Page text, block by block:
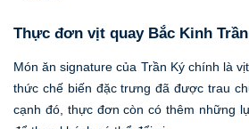
Thực đơn vịt quay Bắc Kinh
Món ăn signature của Trần Ký chính là
thức chế biến đặc trưng đã được trau
cạnh đó, thực đơn còn có thêm những